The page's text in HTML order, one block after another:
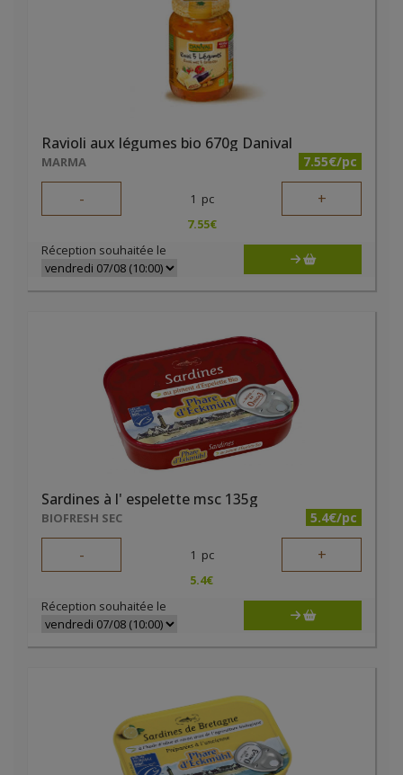
Ravioli aux légumes bio 670g Danival
MARMA 7.55€/pc
- 1 pc +
7.55€
Réception souhaitée le
Sardines à l' espelette msc 135g
BIOFRESH SEC 5.4€/pc
- 1 pc +
5.4€
Réception souhaitée le